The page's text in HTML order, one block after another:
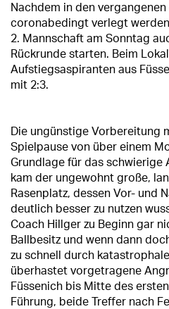
Nachdem in den
coronabedingt verlegt
2. Mannschaft am Sonntag
Rückrunde starten. Beim
Aufstiegsaspiranten aus
mit 2:3.
Die ungünstige Vorbereitung
Spielpause von über einem
Grundlage für das schwierige
kam der ungewohnt große,
Rasenplatz, dessen Vor- und
deutlich besser zu nutzen
Coach Hillger zu Beginn gar
Ballbesitz und wenn dann
zu schnell durch
überhastet vorgetragene
Füssenich bis Mitte des
Führung, beide Treffer nach